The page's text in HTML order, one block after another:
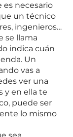
es necesario
un técnico
ingenieros…
se llama
indica cuán
Un
vas a
ver una
y en ella te
puede ser
lo mismo